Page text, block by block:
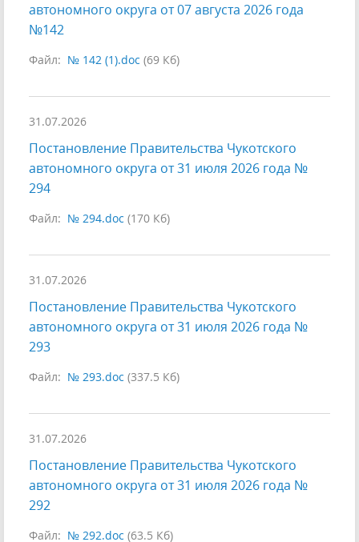
автономного округа от 07 августа 2026 года
№142
Файл: № 142 (1).doc (69 Кб)
31.07.2026
Постановление Правительства Чукотского
автономного округа от 31 июля 2026 года №
294
Файл: № 294.doc (170 Кб)
31.07.2026
Постановление Правительства Чукотского
автономного округа от 31 июля 2026 года №
293
Файл: № 293.doc (337.5 Кб)
31.07.2026
Постановление Правительства Чукотского
автономного округа от 31 июля 2026 года №
292
Файл: № 292.doc (63.5 Кб)